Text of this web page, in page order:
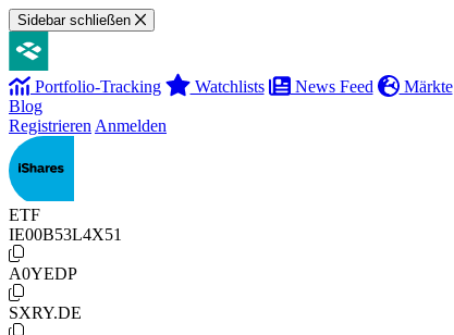
Sidebar schließen
Portfolio-Tracking Watchlists News Feed Märkte
Blog
Registrieren Anmelden
ETF
IE00B53L4X51
A0YEDP
SXRY.DE